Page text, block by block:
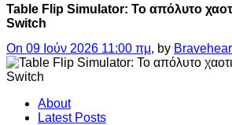
Table Flip Simulator: Το απόλυτο
Switch
On 09 Ιούν 2026 11:00 πμ, by
About
Latest Posts